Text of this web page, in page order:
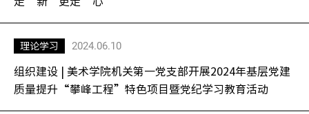
理论学习 2024.06.10
组织建设 | 美术学院机关第一党支部开展2024年基层党建
质量提升“攀峰工程”特色项目暨党纪学习教育活动